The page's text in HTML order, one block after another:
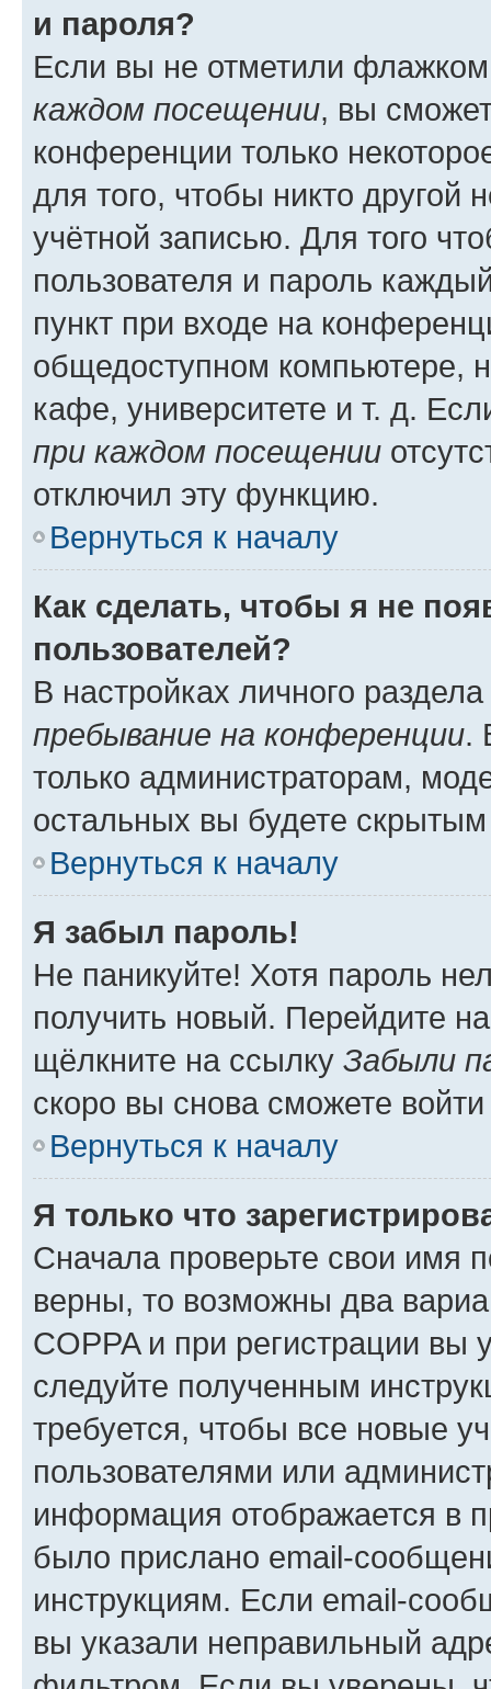
и пароля?
Если вы не отметили
каждом посещении, вы
конференции только
для того, чтобы никто другой
учётной записью. Для того
пользователя и пароль
пункт при входе на
общедоступном компьютере,
кафе, университете и т. д.
при каждом посещении
отключил эту функцию.
Вернуться к началу
Как сделать, чтобы я не
пользователей?
В настройках личного
пребывание на конференции.
только администраторам,
остальных вы будете
Вернуться к началу
Я забыл пароль!
Не паникуйте! Хотя пароль
получить новый. Перейдите
щёлкните на ссылку Забыли
скоро вы снова сможете
Вернуться к началу
Я только что
Сначала проверьте свои имя
верны, то возможны два
COPPA и при регистрации вы
следуйте полученным
требуется, чтобы все новые
пользователями или
информация отображается в
было прислано email-
инструкциям. Если email-
вы указали неправильный